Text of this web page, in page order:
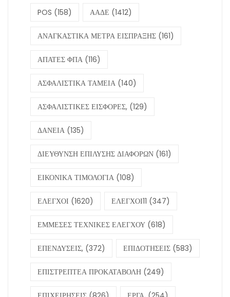
POS (158) ΑΑΔΕ (1412)
ΑΝΑΓΚΑΣΤΙΚΑ ΜΕΤΡΑ ΕΙΣΠΡΑΞΗΣ (161)
ΑΠΑΤΕΣ ΦΠΑ (116)
ΑΣΦΑΛΙΣΤΙΚΑ ΤΑΜΕΙΑ (140)
ΑΣΦΑΛΙΣΤΙΚΕΣ ΕΙΣΦΟΡΕΣ, (129)
ΔΑΝΕΙΑ (135)
ΔΙΕΥΘΥΝΣΗ ΕΠΙΛΥΣΗΣ ΔΙΑΦΟΡΩΝ (161)
ΕΙΚΟΝΙΚΑ ΤΙΜΟΛΟΓΙΑ (108)
ΕΛΕΓΧΟΙ (1620) ΕΛΕΓΧΟΙ11 (347)
ΕΜΜΕΣΕΣ ΤΕΧΝΙΚΕΣ ΕΛΕΓΧΟΥ (618)
ΕΠΕΝΔΥΣΕΙΣ, (372) ΕΠΙΔΟΤΗΣΕΙΣ (583)
ΕΠΙΣΤΡΕΠΤΕΑ ΠΡΟΚΑΤΑΒΟΛΗ (249)